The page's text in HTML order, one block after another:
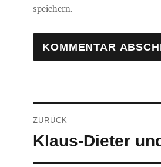
speichern.
ZURÜCK
Vorheriger
Beitrag:
Klaus-Dieter